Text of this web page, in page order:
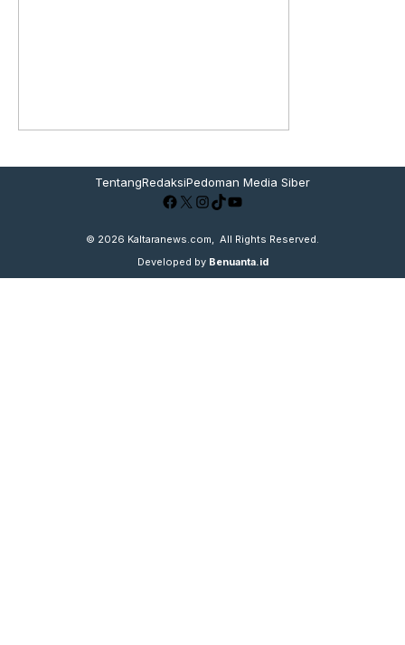
TentangRedaksiPedoman Media Siber
Facebook
X Instagram
TikTok
YouTube
© 2026 Kaltaranews.com, All Rights Reserved.
Developed by Benuanta.id